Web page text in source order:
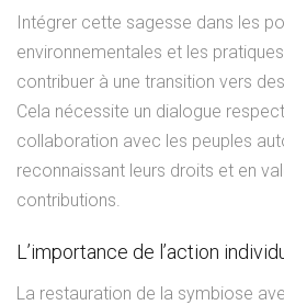
Intégrer cette sagesse dans les
environnementales et les
contribuer à une transition vers
Cela nécessite un dialogue
collaboration avec les peuples
reconnaissant leurs droits et en
contributions.
L’importance de l’action
La restauration de la symbiose